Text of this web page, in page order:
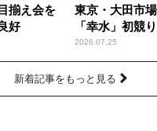
揃え会を
好
東京・大田市
「幸水」初競り
2026.07.25
新着記事をもっと見る